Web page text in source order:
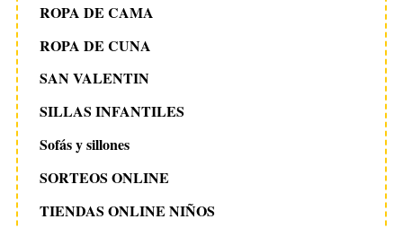
ROPA DE CAMA
ROPA DE CUNA
SAN VALENTIN
SILLAS INFANTILES
Sofás y sillones
SORTEOS ONLINE
TIENDAS ONLINE NIÑOS